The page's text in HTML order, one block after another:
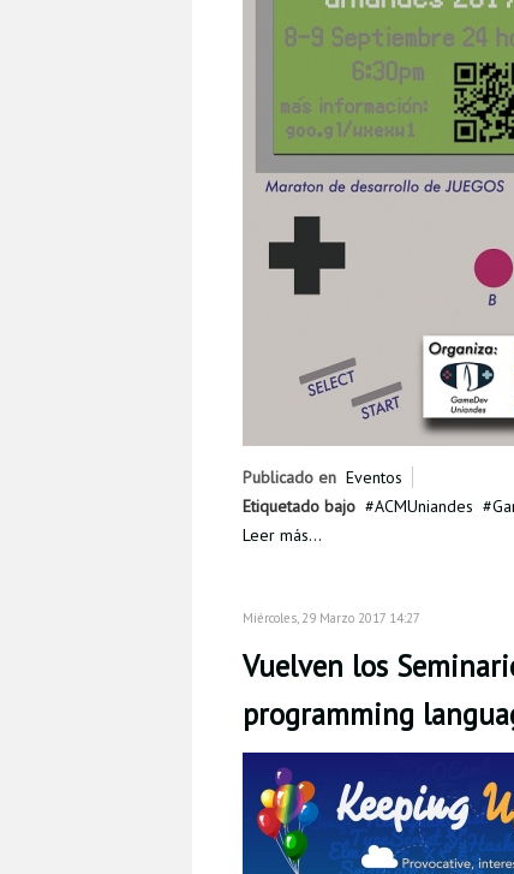
Publicado en Eventos
Etiquetado bajo
ACMUniandes
Leer más...
Miércoles, 29 Marzo 2017 14:27
Vuelven los
programming